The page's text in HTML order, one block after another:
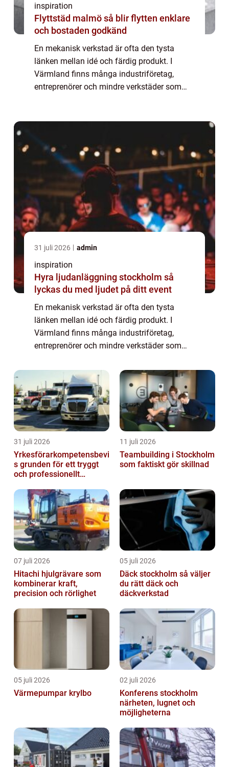
inspiration
Flyttstäd malmö så blir flytten enklare
och bostaden godkänd
En mekanisk verkstad är ofta den tysta
länken mellan idé och färdig produkt. I
Värmland finns många industriföretag,
entreprenörer och mindre verkstäder som
31 juli 2026 admin
inspiration
Hyra ljudanläggning stockholm så
lyckas du med ljudet på ditt event
En mekanisk verkstad är ofta den tysta
länken mellan idé och färdig produkt. I
Värmland finns många industriföretag,
entreprenörer och mindre verkstäder som
fräsning och annan bearbetning. När
kvalitet, måttnoggr...
31 juli 2026
Yrkesförarkompetensbevi
s grunden för ett tryggt
och professionellt
11 juli 2026
Teambuilding i Stockholm
som faktiskt gör skillnad
07 juli 2026
Hitachi hjulgrävare som
kombinerar kraft,
precision och rörlighet
05 juli 2026
Däck stockholm så väljer
du rätt däck och
däckverkstad
05 juli 2026
Värmepumpar krylbo
02 juli 2026
Konferens stockholm
närheten, lugnet och
möjligheterna